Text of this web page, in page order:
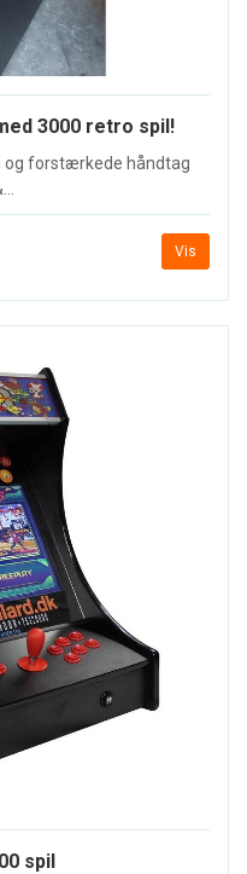
3000 retro spil!
og forstærkede håndtag
Vis
spil